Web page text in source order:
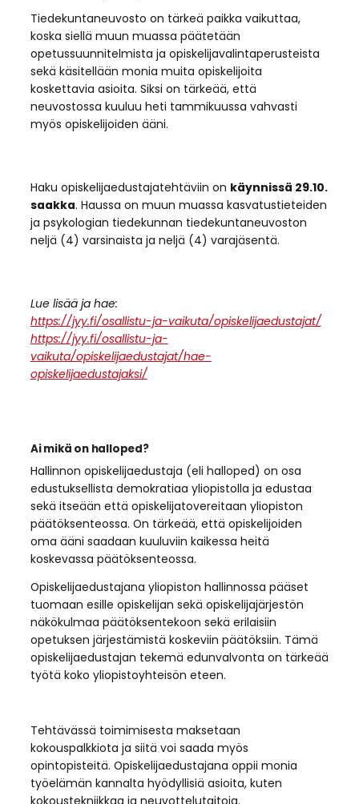
Tiedekuntaneuvosto on tärkeä paikka vaikuttaa,
koska siellä muun muassa päätetään
opetussuunnitelmista ja opiskelijavalintaperusteista
sekä käsitellään monia muita opiskelijoita
koskettavia asioita. Siksi on tärkeää, että
neuvostossa kuuluu heti tammikuussa vahvasti
myös opiskelijoiden ääni.
Haku opiskelijaedustajatehtäviin on käynnissä 29.10.
saakka. Haussa on muun muassa ​​kasvatustieteiden
ja psykologian tiedekunnan tiedekuntaneuvoston
neljä (4) varsinaista ja neljä (4) varajäsentä.
Lue lisää ja hae:
https://jyy.fi/osallistu-ja-vaikuta/opiskelijaedustajat/
https://jyy.fi/osallistu-ja-
vaikuta/opiskelijaedustajat/hae-
opiskelijaedustajaksi/
Ai mikä on halloped?
Hallinnon opiskelijaedustaja (eli halloped) on osa
edustuksellista demokratiaa yliopistolla ja edustaa
sekä itseään että opiskelijatovereitaan yliopiston
päätöksenteossa. On tärkeää, että opiskelijoiden
oma ääni saadaan kuuluviin kaikessa heitä
koskevassa päätöksenteossa.
Opiskelijaedustajana yliopiston hallinnossa pääset
tuomaan esille opiskelijan sekä opiskelijajärjestön
näkökulmaa päätöksentekoon sekä erilaisiin
opetuksen järjestämistä koskeviin päätöksiin. Tämä
opiskelijaedustajan tekemä edunvalvonta on tärkeää
työtä koko yliopistoyhteisön eteen.
Tehtävässä toimimisesta maksetaan
kokouspalkkiota ja siitä voi saada myös
opintopisteitä. Opiskelijaedustajana oppii monia
työelämän kannalta hyödyllisiä asioita, kuten